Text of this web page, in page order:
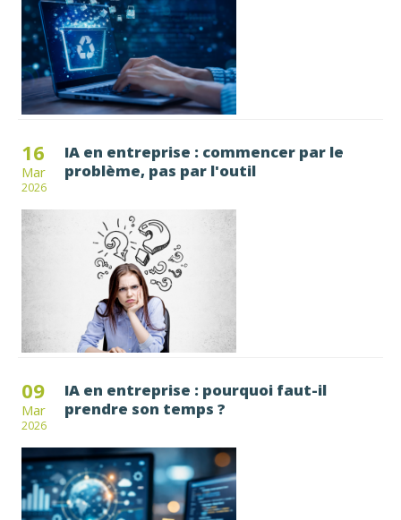
16
Mar
2026
IA en entreprise : commencer par le
problème, pas par l'outil
09
Mar
2026
IA en entreprise : pourquoi faut-il
prendre son temps ?